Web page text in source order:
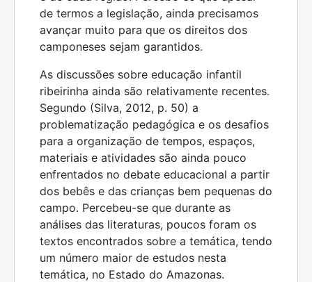
de termos a legislação, ainda precisamos
avançar muito para que os direitos dos
camponeses sejam garantidos.
As discussões sobre educação infantil
ribeirinha ainda são relativamente recentes.
Segundo (Silva, 2012, p. 50) a
problematização pedagógica e os desafios
para a organização de tempos, espaços,
materiais e atividades são ainda pouco
enfrentados no debate educacional a partir
dos bebês e das crianças bem pequenas do
campo. Percebeu-se que durante as
análises das literaturas, poucos foram os
textos encontrados sobre a temática, tendo
um número maior de estudos nesta
temática, no Estado do Amazonas.